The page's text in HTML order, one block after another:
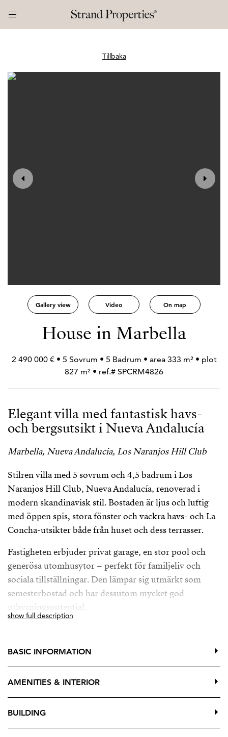
Tillbaka
Gallery view Video On map
House in Marbella
2 490 000 € • 5 Sovrum • 5 Badrum • area 333 m² • plot
827 m² • ref.# SPCRM4826
Elegant villa med fantastisk havs-
och bergsutsikt i Nueva Andalucía
Marbella, Nueva Andalucia, Los Naranjos Hill Club
Stilren villa med 5 sovrum och 4,5 badrum i Los
Naranjos Hill Club, Nueva Andalucía, renoverad i
modern skandinavisk stil. Bostaden är ljus och luftig
med öppen spis, stora fönster och vackra havs- och La
Concha-utsikter både från huset och dess terrasser.
Fastigheten erbjuder privat garage, en stor pool och
generösa utomhusytor – perfekt för familjeliv och
sociala tillställningar. Den lämpar sig utmärkt som
semesterbostad och har dessutom mycket god
uthyrningspotential.
nära internationella skolor, golfbanor, restauranger
och alla bekvämligheter som gör Nueva Andalucía till
ett av Marbellas mest attraktiva bostadsområden.
show full description
BASIC INFORMATION
AMENITIES & INTERIOR
BUILDING